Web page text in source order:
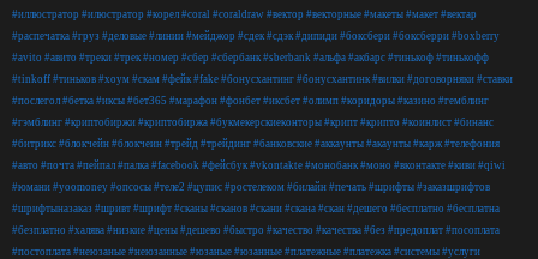
#иллюстратор #илюстратор #корел #coral #coraldraw #вектор #векторные #макеты #макет #вектар
#распечатка #груз #деловые #линии #мейджор #сдек #сдэк #дипиди #боксбери #боксберри #boxberry
#avito #авито #треки #трек #номер #сбер #сбербанк #sberbank #альфа #акбарс #тинькоф #тинькофф
#tinkoff #тиньков #хоум #скам #фейк #fake #бонусхантинг #бонусхантинк #вилки #договорняки #ставки
#послегол #бетка #иксы #бет365 #марафон #фонбет #иксбет #олимп #коридоры #казино #гемблинг
#гэмблинг #криптобиржи #криптобиржа #букмекерскиеконторы #крипт #крипто #коинлист #бинанс
#битрикс #блокчейн #блокчеин #трейд #трейдинг #банковские #аккаунты #акаунты #карж #телефония
#авто #почта #пейпал #палка #facebook #фейсбук #vkontakte #монобанк #моно #вконтакте #киви #qiwi
#юмани #yoomoney #опсосы #теле2 #цупис #ростелеком #билайн #печать #шрифты #заказшрифтов
#шрифтыназаказ #шривт #шрифт #сканы #сканов #скани #скана #скан #дешего #бесплатно #бесплатна
#безплатно #халява #низкие #цены #дешево #быстро #качество #качества #без #предоплат #посоплата
#постоплата #неюзаные #неюзанные #юзаные #юзанные #платежные #платежка #системы #услуги